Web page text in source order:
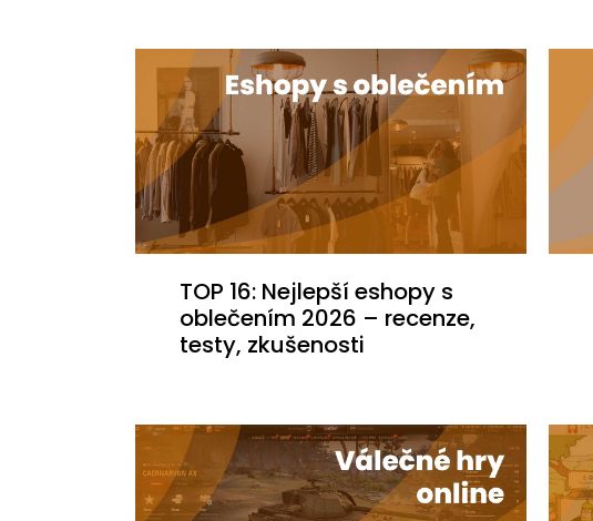
TOP 16: Nejlepší eshopy s
oblečením 2026 – recenze,
testy, zkušenosti